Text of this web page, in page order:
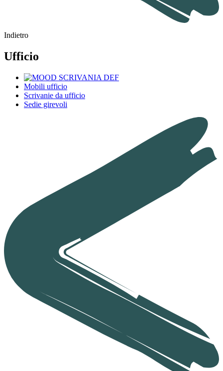
Indietro
Ufficio
Mobili ufficio
Scrivanie da ufficio
Sedie girevoli